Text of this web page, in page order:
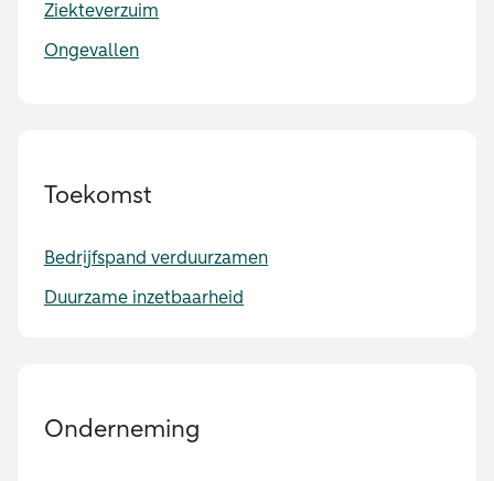
Ziekteverzuim
Ongevallen
Toekomst
Bedrijfspand verduurzamen
Duurzame inzetbaarheid
Onderneming